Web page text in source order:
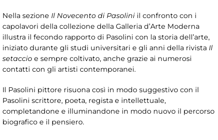
Nella sezione Il Novecento di Pasolini il confronto con i
capolavori della collezione della Galleria d’Arte Moderna
illustra il fecondo rapporto di Pasolini con la storia dell’arte,
iniziato durante gli studi universitari e gli anni della rivista Il
setaccio e sempre coltivato, anche grazie ai numerosi
contatti con gli artisti contemporanei.
Il Pasolini pittore risuona così in modo suggestivo con il
Pasolini scrittore, poeta, regista e intellettuale,
completandone e illuminandone in modo nuovo il percorso
biografico e il pensiero.